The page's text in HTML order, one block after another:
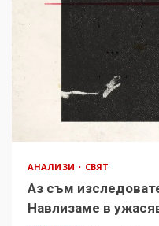
АНАЛИЗИ СВЯТ
Аз съм
Навлизаме в